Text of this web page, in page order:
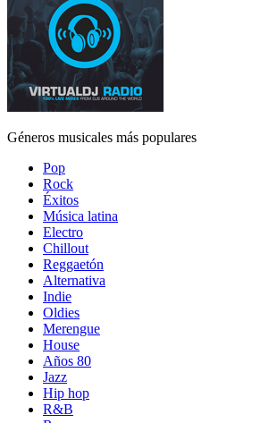
Géneros musicales más populares
Pop
Rock
Éxitos
Música latina
Electro
Chillout
Reggaetón
Alternativa
Indie
Oldies
Merengue
House
Años 80
Jazz
Hip hop
R&B